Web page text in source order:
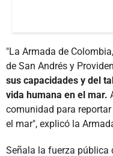
"La Armada de
de San Andrés y
sus capacidades y del
vida humana en el mar.
comunidad para
el mar", explicó la
Señala la fuerza pública